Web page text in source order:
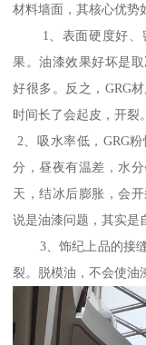
材料墙面，其核心优势
1、表面硬度好、密
果。油漆效果好坏是
好很多。反之，GRG
时间长了会起皮，开裂。
2、吸水率低，GRG
分，昼夜有温差，水
天，结冰后膨胀，会
说是油漆问题，其实是
3、饰纪上品的接缝
裂。脱模油，不会使油